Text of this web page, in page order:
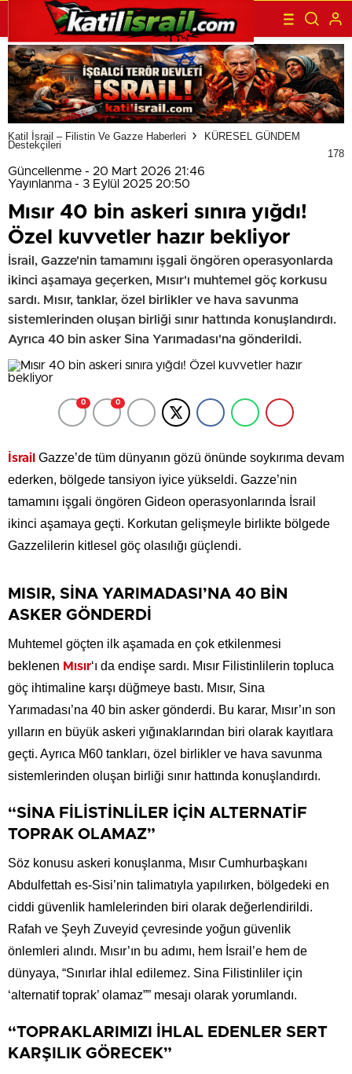
Katil İsrail – Filistin Ve Gazze Haberleri KÜRESEL GÜNDEM
Destekçileri
178
Güncellenme - 20 Mart 2026 21:46
Yayınlanma - 3 Eylül 2025 20:50
Mısır 40 bin askeri sınıra yığdı!
Özel kuvvetler hazır bekliyor
İsrail, Gazze'nin tamamını işgali öngören operasyonlarda
ikinci aşamaya geçerken, Mısır'ı muhtemel göç korkusu
sardı. Mısır, tanklar, özel birlikler ve hava savunma
sistemlerinden oluşan birliği sınır hattında konuşlandırdı.
Ayrıca 40 bin asker Sina Yarımadası'na gönderildi.
0 0
İsrail Gazze’de tüm dünyanın gözü önünde soykırıma devam
ederken, bölgede tansiyon iyice yükseldi. Gazze’nin
tamamını işgali öngören Gideon operasyonlarında İsrail
ikinci aşamaya geçti. Korkutan gelişmeyle birlikte bölgede
Gazzelilerin kitlesel göç olasılığı güçlendi.
MISIR, SİNA YARIMADASI’NA 40 BİN
ASKER GÖNDERDİ
Muhtemel göçten ilk aşamada en çok etkilenmesi
beklenen Mısır‘ı da endişe sardı. Mısır Filistinlilerin topluca
göç ihtimaline karşı düğmeye bastı. Mısır, Sina
Yarımadası’na 40 bin asker gönderdi. Bu karar, Mısır’ın son
yılların en büyük askeri yığınaklarından biri olarak kayıtlara
geçti. Ayrıca M60 tankları, özel birlikler ve hava savunma
sistemlerinden oluşan birliği sınır hattında konuşlandırdı.
“SİNA FİLİSTİNLİLER İÇİN ALTERNATİF
TOPRAK OLAMAZ”
Söz konusu askeri konuşlanma, Mısır Cumhurbaşkanı
Abdulfettah es-Sisi’nin talimatıyla yapılırken, bölgedeki en
ciddi güvenlik hamlelerinden biri olarak değerlendirildi.
Rafah ve Şeyh Zuveyid çevresinde yoğun güvenlik
önlemleri alındı. Mısır’ın bu adımı, hem İsrail’e hem de
dünyaya, “Sınırlar ihlal edilemez. Sina Filistinliler için
‘alternatif toprak’ olamaz”” mesajı olarak yorumlandı.
“TOPRAKLARIMIZI İHLAL EDENLER SERT
KARŞILIK GÖRECEK”